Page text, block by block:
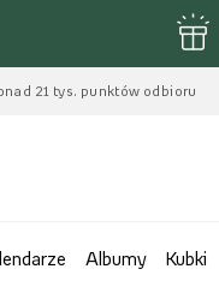
21 tys. punktów odbioru
Albumy Kubki